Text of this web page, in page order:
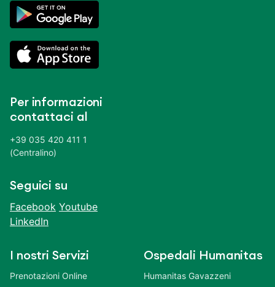
Per informazioni
contattaci al
+39 035 420 411 1
(Centralino)
Seguici su
Facebook Youtube
LinkedIn
I nostri Servizi
Prenotazioni Online
Ospedali Humanitas
Humanitas Gavazzeni